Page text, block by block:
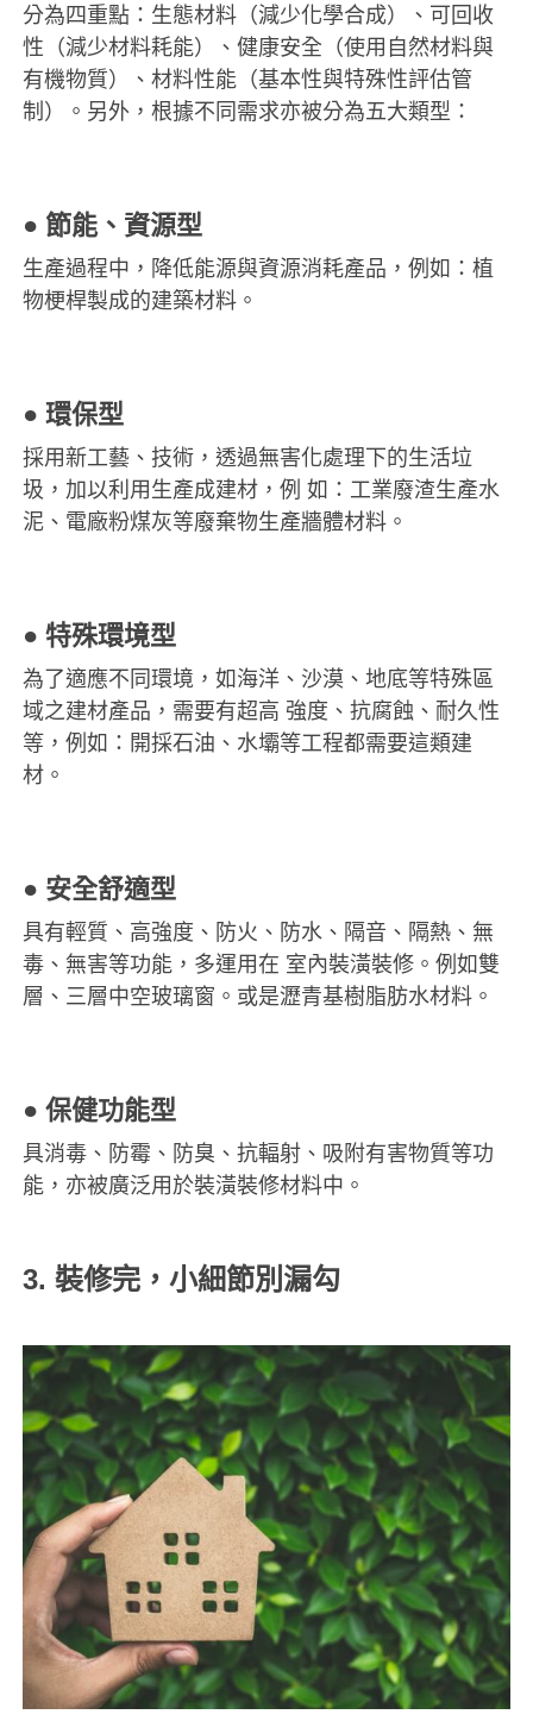
分為四重點：生態材料（減少化學合成）、可回收
性（減少材料耗能）、健康安全（使用自然材料與
有機物質）、材料性能（基本性與特殊性評估管
制）。另外，根據不同需求亦被分為五大類型：
● 節能、資源型
生產過程中，降低能源與資源消耗產品，例如：植
物梗桿製成的建築材料。
●環保型
採用新工藝、技術，透過無害化處理下的生活垃
圾，加以利用生產成建材，例 如：工業廢渣生產水
泥、電廠粉煤灰等廢棄物生產牆體材料。
●特殊環境型
為了適應不同環境，如海洋、沙漠、地底等特殊區
域之建材產品，需要有超高 強度、抗腐蝕、耐久性
等，例如：開採石油、水壩等工程都需要這類建
材。
● 安全舒適型
具有輕質、高強度、防火、防水、隔音、隔熱、無
毒、無害等功能，多運用在 室內裝潢裝修。例如雙
層、三層中空玻璃窗。或是瀝青基樹脂肪水材料。
●保健功能型
具消毒、防霉、防臭、抗輻射、吸附有害物質等功
能，亦被廣泛用於裝潢裝修材料中。
3. 裝修完，小細節別漏勾